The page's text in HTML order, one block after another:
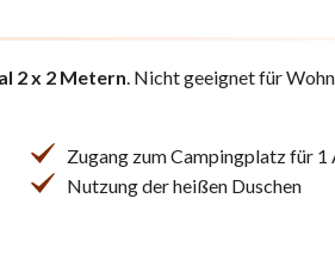
2 x 2 Metern . Nicht geeignet für
Zugang zum Campingplatz für
Nutzung der heißen Duschen